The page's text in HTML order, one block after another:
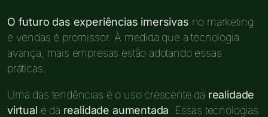
O futuro das experiências imersivas no marketing
e vendas é promissor. À medida que a tecnologia
avança, mais empresas estão adotando essas
práticas.
Uma das tendências é o uso crescente da realidade
virtual e da realidade aumentada . Essas tecnologias